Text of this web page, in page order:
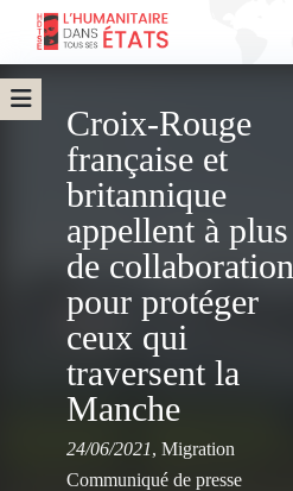
Croix-Rouge
française et
britannique
appellent à plus
de collaboration
pour protéger
ceux qui
traversent la
Manche
24/06/2021, Migration
Communiqué de presse